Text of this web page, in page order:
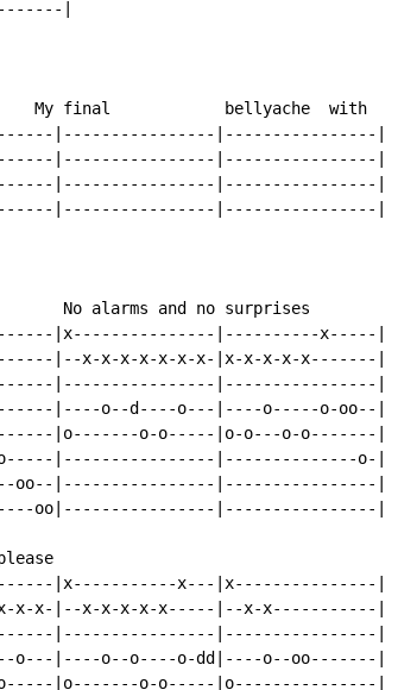
|
My final            bellyache  with
|----------------|----------------|
|----------------|----------------|
|----------------|----------------|
|----------------|----------------|
No alarms and no surprises
|x---------------|----------x-----|
|--x-x-x-x-x-x-x-|x-x-x-x-x-------|
|----------------|----------------|
|----o--d----o---|----o-----o-oo--|
|o-------o-o-----|o-o---o-o-------|
|----------------|--------------o-|
oo--|----------------|----------------|
oo|----------------|----------------|
|x-----------x---|x---------------|
x-x-x-|--x-x-x-x-x-----|--x-x-----------|
|----------------|----------------|
o---|----o--o----o-dd|----o--oo-------|
o-----|o-------o-o-----|o---------------|